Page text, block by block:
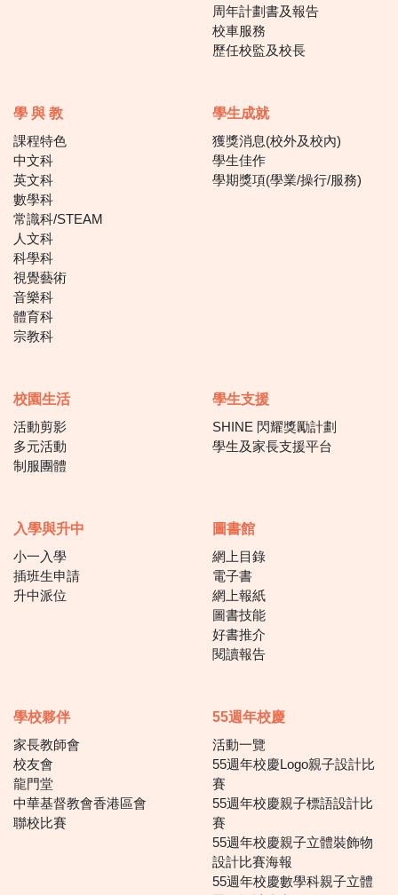
周年計劃書及報告
校車服務
歷任校監及校長
學 與 教
課程特色
中文科
英文科
數學科
常識科/STEAM
人文科
科學科
視覺藝術
音樂科
體育科
宗教科
學生成就
獲獎消息(校外及校內)
學生佳作
學期獎項(學業/操行/服務)
校園生活
活動剪影
多元活動
制服團體
學生支援
SHINE 閃耀獎勵計劃
學生及家長支援平台
入學與升中
小一入學
插班生申請
升中派位
圖書館
網上目錄
電子書
網上報紙
圖書技能
好書推介
閱讀報告
學校夥伴
家長教師會
校友會
龍門堂
中華基督教會香港區會
聯校比賽
55週年校慶
活動一覽
55週年校慶Logo親子設計比
賽
55週年校慶親子標語設計比
賽
55週年校慶親子立體裝飾物
設計比賽海報
55週年校慶數學科親子立體